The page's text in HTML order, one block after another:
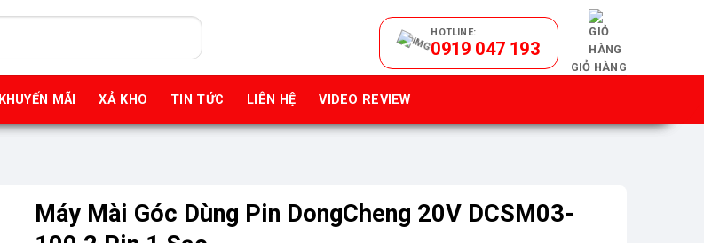
HOTLINE:
0919 047 193
GIỎ HÀNG
KHUYẾN MÃI XẢ KHO TIN TỨC LIÊN HỆ VIDEO REVIEW
Máy Mài Góc Dùng Pin DongCheng 20V DCSM03-